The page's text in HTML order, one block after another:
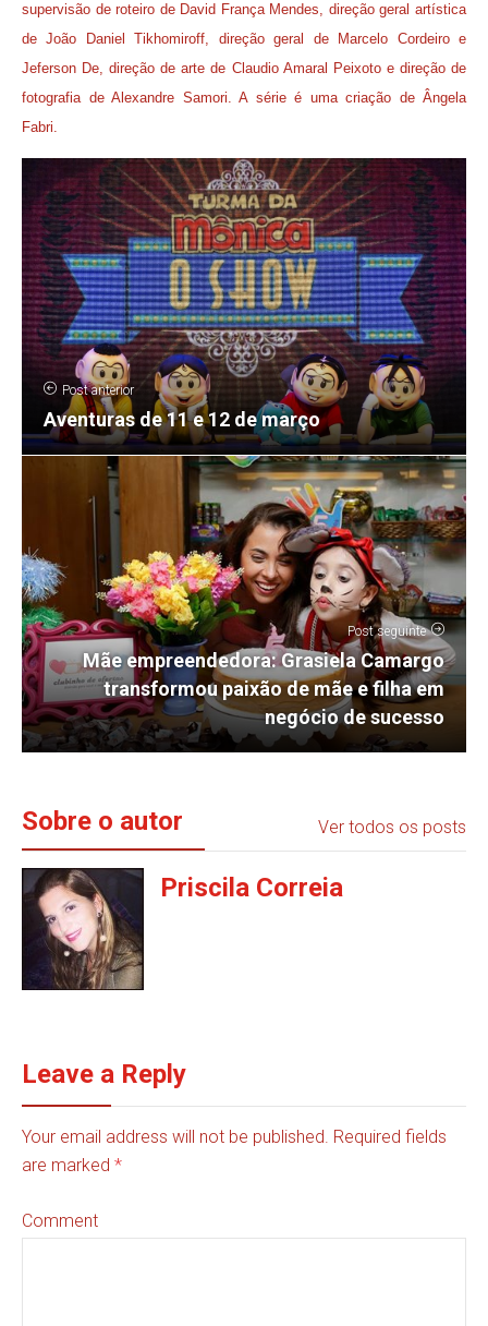
supervisão de roteiro de David França Mendes, direção geral artística
de João Daniel Tikhomiroff, direção geral de Marcelo Cordeiro e
Jeferson De, direção de arte de Claudio Amaral Peixoto e direção de
fotografia de Alexandre Samori. A série é uma criação de Ângela
Fabri.
Post anterior
Aventuras de 11 e 12 de março
Post seguinte
Mãe empreendedora: Grasiela Camargo
transformou paixão de mãe e filha em
negócio de sucesso
Sobre o autor Ver todos os posts
Priscila Correia
Leave a Reply
Your email address will not be published. Required fields
are marked *
Comment